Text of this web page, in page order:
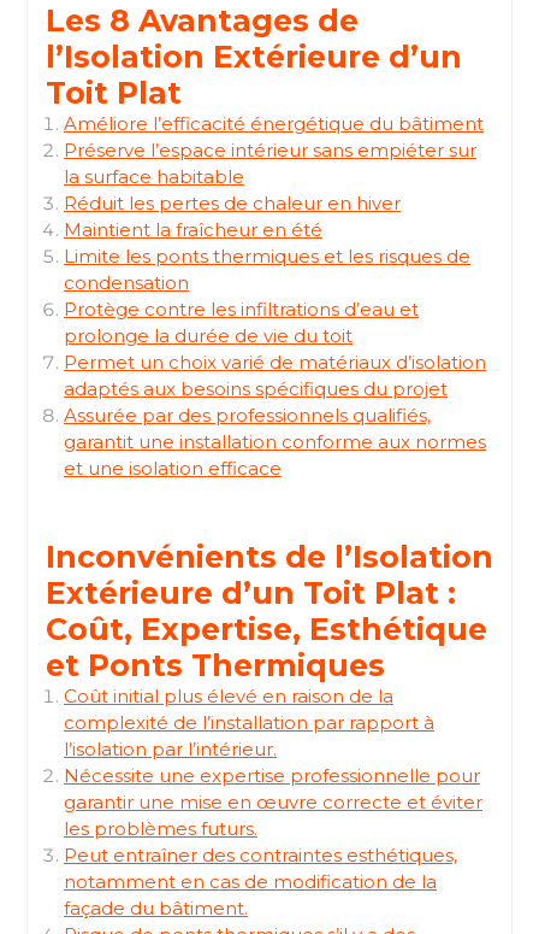
Les 8 Avantages de
l’Isolation Extérieure d’un
Toit Plat
Améliore l’efficacité énergétique du bâtiment
Préserve l’espace intérieur sans empiéter sur
la surface habitable
Réduit les pertes de chaleur en hiver
Maintient la fraîcheur en été
Limite les ponts thermiques et les risques de
condensation
Protège contre les infiltrations d’eau et
prolonge la durée de vie du toit
Permet un choix varié de matériaux d’isolation
adaptés aux besoins spécifiques du projet
Assurée par des professionnels qualifiés,
garantit une installation conforme aux normes
et une isolation efficace
Inconvénients de l’Isolation
Extérieure d’un Toit Plat :
Coût, Expertise, Esthétique
et Ponts Thermiques
Coût initial plus élevé en raison de la
complexité de l’installation par rapport à
l’isolation par l’intérieur.
Nécessite une expertise professionnelle pour
garantir une mise en œuvre correcte et éviter
les problèmes futurs.
Peut entraîner des contraintes esthétiques,
notamment en cas de modification de la
façade du bâtiment.